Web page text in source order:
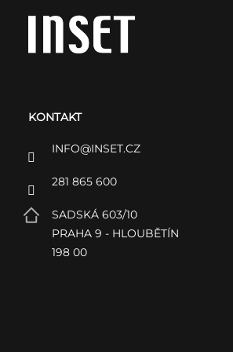
KONTAKT
INFO@INSET.CZ
281 865 600
SADSKÁ 603/10
PRAHA 9 - HLOUBĚTÍN
198 00